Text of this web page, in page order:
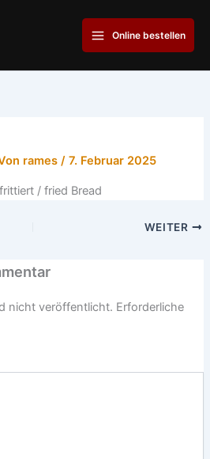
Main
Menu
Online bestellen
rames / 7. Februar 2025
/ fried Bread
WEITER
nicht veröffentlicht. Erforderliche